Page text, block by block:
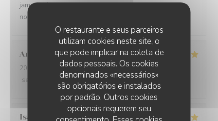
O restaurante e seus parceiros
utilizam cookies neste site, o
que pode implicar na coleta de
dados pessoais. Os cookies
denominados «necessários»
são obrigatórios e instalados
por padrão. Outros cookies
opcionais requerem seu
jamais déçus. Le personnel est aux petits soins et nous
nous régalons. A renouveler
Anouk
2026-08-02
- 13:00 - guests 3
service
ambience: 5/5 menu:5/5 quality_price
Isabelle G